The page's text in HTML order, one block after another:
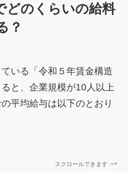
どのくらいの給料
？
いる「令和５年賃金構造
と、企業規模が10人以上
平均給与は以下のとおり
スクロールできます